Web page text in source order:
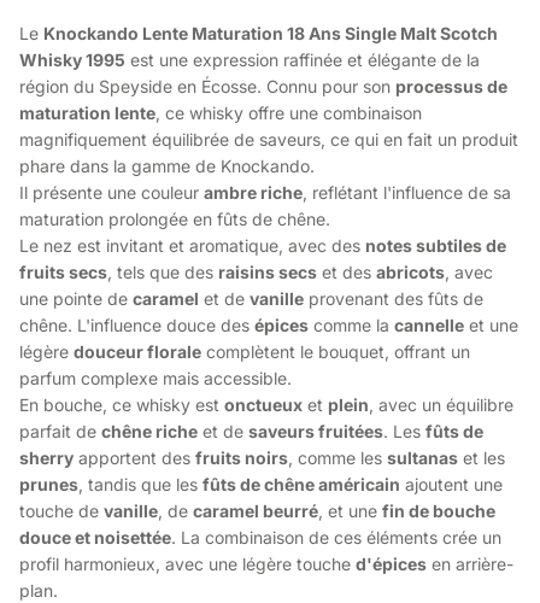
Le Knockando Lente Maturation 18 Ans Single Malt Scotch
Whisky 1995 est une expression raffinée et élégante de la
région du Speyside en Écosse. Connu pour son processus de
maturation lente, ce whisky offre une combinaison
magnifiquement équilibrée de saveurs, ce qui en fait un produit
phare dans la gamme de Knockando.
Il présente une couleur ambre riche, reflétant l'influence de sa
maturation prolongée en fûts de chêne.
Le nez est invitant et aromatique, avec des notes subtiles de
fruits secs, tels que des raisins secs et des abricots, avec
une pointe de caramel et de vanille provenant des fûts de
chêne. L'influence douce des épices comme la cannelle et une
légère douceur florale complètent le bouquet, offrant un
parfum complexe mais accessible.
En bouche, ce whisky est onctueux et plein, avec un équilibre
parfait de chêne riche et de saveurs fruitées. Les fûts de
sherry apportent des fruits noirs, comme les sultanas et les
prunes, tandis que les fûts de chêne américain ajoutent une
touche de vanille, de caramel beurré, et une fin de bouche
douce et noisettée. La combinaison de ces éléments crée un
profil harmonieux, avec une légère touche d'épices en arrière-
plan.